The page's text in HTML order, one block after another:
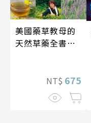
美國藥草教母的
天然草藥全書
NT$ 675